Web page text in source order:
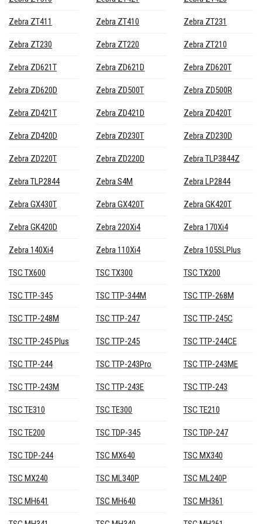
Zebra ZT411 Zebra ZT410 Zebra ZT231
Zebra ZT230 Zebra ZT220 Zebra ZT210
Zebra ZD621T Zebra ZD621D Zebra ZD620T
Zebra ZD620D Zebra ZD500T Zebra ZD500R
Zebra ZD421T Zebra ZD421D Zebra ZD420T
Zebra ZD420D Zebra ZD230T Zebra ZD230D
Zebra ZD220T Zebra ZD220D Zebra TLP3844Z
Zebra TLP2844 Zebra S4M Zebra LP2844
Zebra GX430T Zebra GX420T Zebra GK420T
Zebra GK420D Zebra 220Xi4 Zebra 170Xi4
Zebra 140Xi4 Zebra 110Xi4 Zebra 105SLPlus
TSC TX600 TSC TX300 TSC TX200
TSC TTP-345 TSC TTP-344M TSC TTP-268M
TSC TTP-248M TSC TTP-247 TSC TTP-245C
TSC TTP-245 Plus TSC TTP-245 TSC TTP-244CE
TSC TTP-244 TSC TTP-243Pro TSC TTP-243ME
TSC TTP-243M TSC TTP-243E TSC TTP-243
TSC TE310 TSC TE300 TSC TE210
TSC TE200 TSC TDP-345 TSC TDP-247
TSC TDP-244 TSC MX640 TSC MX340
TSC MX240 TSC ML340P TSC ML240P
TSC MH641 TSC MH640 TSC MH361